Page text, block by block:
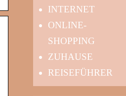
INTERNET
ONLINE-
SHOPPING
ZUHAUSE
REISEFÜHRER